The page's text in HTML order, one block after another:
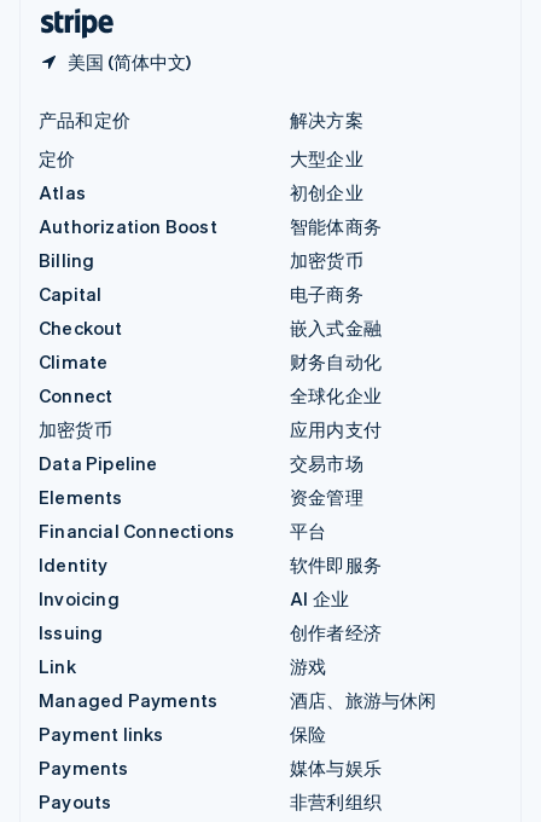
美国 (简体中文)
产品和定价
定价
Atlas
Authorization Boost
Billing
Capital
Checkout
Climate
Connect
加密货币
Data Pipeline
Elements
Financial Connections
Identity
Invoicing
Issuing
Link
Managed Payments
Payment links
Payments
Payouts
解决方案
大型企业
初创企业
智能体商务
加密货币
电子商务
嵌入式金融
财务自动化
全球化企业
应用内支付
交易市场
资金管理
平台
软件即服务
AI 企业
创作者经济
游戏
酒店、旅游与休闲
保险
媒体与娱乐
非营利组织